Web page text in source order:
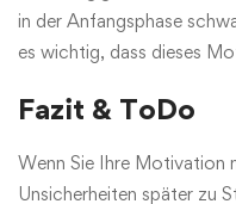
in der Anfangsphase
es wichtig, dass dieses
Fazit & ToDo
Wenn Sie Ihre Motivation
Unsicherheiten später zu